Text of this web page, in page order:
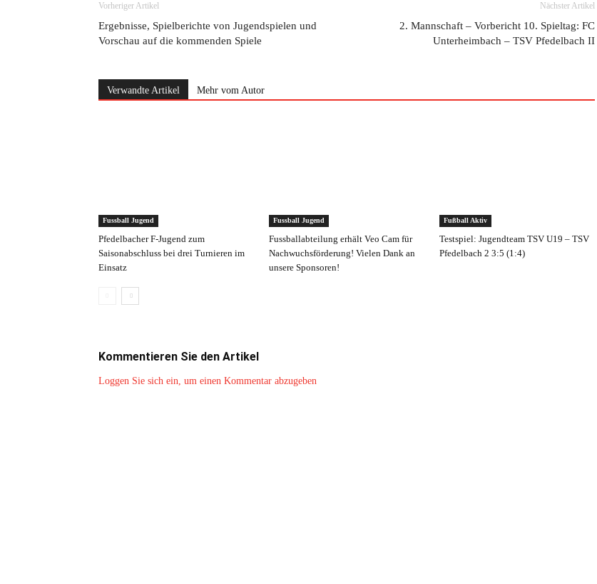
Vorheriger Artikel
Ergebnisse, Spielberichte von Jugendspielen und
Vorschau auf die kommenden Spiele
Nächster Artikel
2. Mannschaft – Vorbericht 10. Spieltag: FC
Unterheimbach – TSV Pfedelbach II
Verwandte Artikel Mehr vom Autor
Fussball Jugend
Pfedelbacher F-Jugend zum
Saisonabschluss bei drei Turnieren im
Einsatz
Fussball Jugend
Fussballabteilung erhält Veo Cam für
Nachwuchsförderung! Vielen Dank an
unsere Sponsoren!
Fußball Aktiv
Testspiel: Jugendteam TSV U19 – TSV
Pfedelbach 2 3:5 (1:4)
Kommentieren Sie den Artikel
Loggen Sie sich ein, um einen Kommentar abzugeben